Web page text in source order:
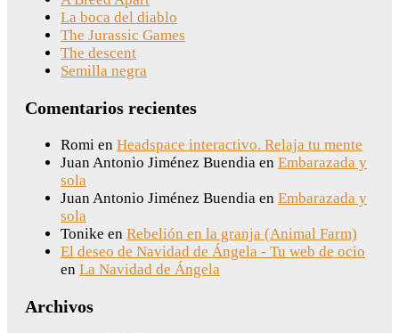
La boca del diablo
The Jurassic Games
The descent
Semilla negra
Comentarios recientes
Romi en Headspace interactivo. Relaja tu mente
Juan Antonio Jiménez Buendia en Embarazada y
sola
Juan Antonio Jiménez Buendia en Embarazada y
sola
Tonike en Rebelión en la granja (Animal Farm)
El deseo de Navidad de Ángela - Tu web de ocio
en La Navidad de Ángela
Archivos